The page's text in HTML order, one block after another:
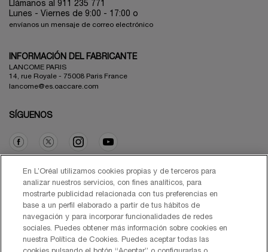
Llámanos al 911 235 771
Lunes - Viernes de 9:00 - 17:00 o
envíanos un mensaje de correo electrónico
INFORMACIÓN DEL FABRICANTE
LANCOME PARIS
14, rue Royale - 75008 Paris France
lancome@es.oaccare.com
SÍGUENOS
Opción de compra
€ - ES (ES)
En L’Oréal utilizamos cookies propias y de terceros para
analizar nuestros servicios, con fines analíticos, para
mostrarte publicidad relacionada con tus preferencias en
base a un perfil elaborado a partir de tus hábitos de
navegación y para incorporar funcionalidades de redes
sociales. Puedes obtener más información sobre cookies en
nuestra Política de Cookies. Puedes aceptar todas las